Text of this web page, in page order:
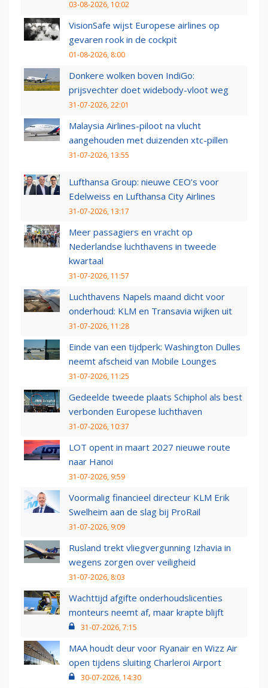
03-08-2026, 10:02
VisionSafe wijst Europese airlines op
gevaren rook in de cockpit
01-08-2026, 8:00
Donkere wolken boven IndiGo:
prijsvechter doet widebody-vloot weg
31-07-2026, 22:01
Malaysia Airlines-piloot na vlucht
aangehouden met duizenden xtc-pillen
31-07-2026, 13:55
Lufthansa Group: nieuwe CEO’s voor
Edelweiss en Lufthansa City Airlines
31-07-2026, 13:17
Meer passagiers en vracht op
Nederlandse luchthavens in tweede
kwartaal
31-07-2026, 11:57
Luchthavens Napels maand dicht voor
onderhoud: KLM en Transavia wijken uit
31-07-2026, 11:28
Einde van een tijdperk: Washington Dulles
neemt afscheid van Mobile Lounges
31-07-2026, 11:25
Gedeelde tweede plaats Schiphol als best
verbonden Europese luchthaven
31-07-2026, 10:37
LOT opent in maart 2027 nieuwe route
naar Hanoi
31-07-2026, 9:59
Voormalig financieel directeur KLM Erik
Swelheim aan de slag bij ProRail
31-07-2026, 9:09
Rusland trekt vliegvergunning Izhavia in
wegens zorgen over veiligheid
31-07-2026, 8:03
Wachttijd afgifte onderhoudslicenties
monteurs neemt af, maar krapte blijft
31-07-2026, 7:15
MAA houdt deur voor Ryanair en Wizz Air
open tijdens sluiting Charleroi Airport
30-07-2026, 14:30